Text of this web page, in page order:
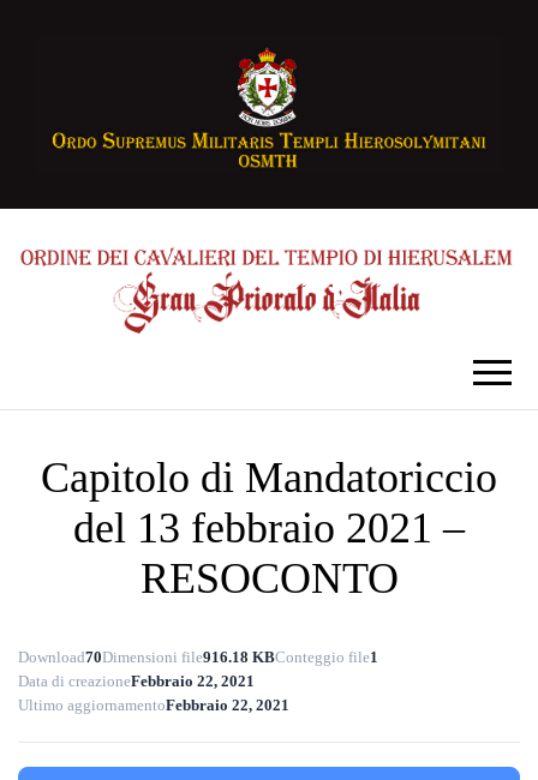
Capitolo di Mandatoriccio
del 13 febbraio 2021 –
RESOCONTO
Download70Dimensioni file916.18 KBConteggio file1
Data di creazioneFebbraio 22, 2021
Ultimo aggiornamentoFebbraio 22, 2021